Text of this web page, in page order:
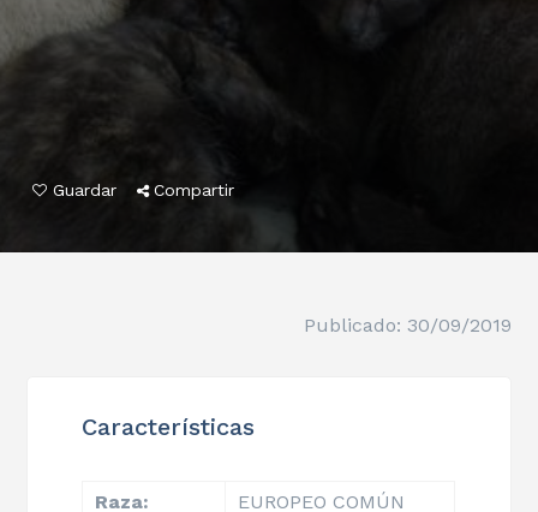
Guardar Compartir
Publicado: 30/09/2019
Características
Raza:
EUROPEO COMÚN